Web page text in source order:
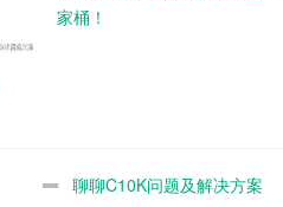
家桶！
聊聊C10K问题及解决方案